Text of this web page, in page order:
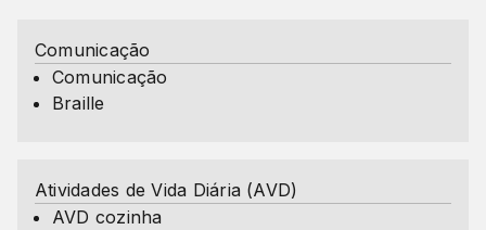
Comunicação
Comunicação
Braille
Atividades de Vida Diária (AVD)
AVD cozinha